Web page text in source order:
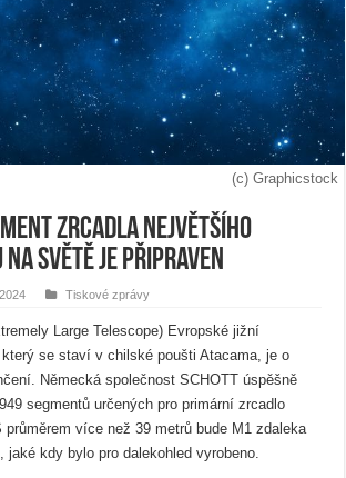
(c) Graphicstock
zrcadla největšího
světě je připraven
Tiskové zprávy
Large Telescope) Evropské jižní
se staví v chilské poušti Atacama, je o
Německá společnost SCHOTT úspěšně
segmentů určených pro primární zrcadlo
průměrem více než 39 metrů bude M1 zdaleka
kdy bylo pro dalekohled vyrobeno.